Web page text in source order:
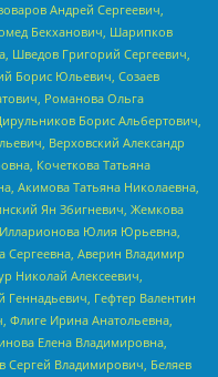
Андрей Сергеевич,
Бекханович, Шарипков
Шведов Григорий Сергеевич,
Борис Юльевич, Созаев
Романова Ольга
Борис Альбертович,
Верховский Александр
Кочеткова Татьяна
Акимова Татьяна Николаевна,
Ян Збигневич, Жемкова
Илларионова Юлия Юрьевна,
Сергеевна, Аверин Владимир
Николай Алексеевич,
Гефтер Валентин
Флиге Ирина Анатольевна,
Елена Владимировна,
Сергей Владимирович, Беляев